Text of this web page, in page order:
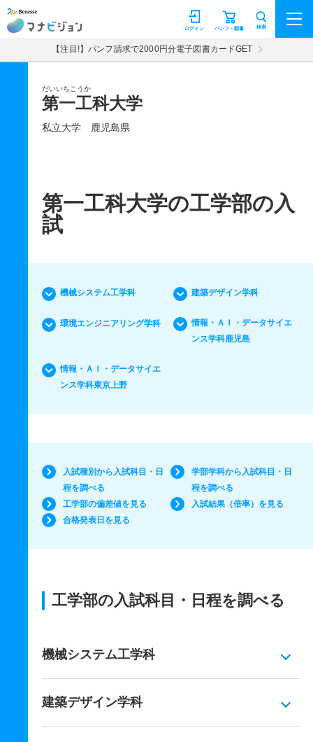
マナビジョン パンフ・願書
ログイン 検索
【注目!】パンフ請求で2000円分電子図書カードGET
だいいちこうか
第一工科大学
私立大学 鹿児島県
第一工科大学の工学部の入
試
機械システム工学科 建築デザイン学科
環境エンジニアリング学科
情報・ＡＩ・データサイエ
ンス学科鹿児島
情報・ＡＩ・データサイエ
ンス学科東京上野
入試種別から入試科目・日
程を調べる
学部学科から入試科目・日
程を調べる
工学部の偏差値を見る
入試結果（倍率）を見る
合格発表日を見る
工学部の入試科目・日程を調べる
機械システム工学科
建築デザイン学科